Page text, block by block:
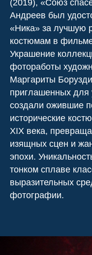
(2019), «Союз
Андреев был
«Ника» за лучшую
костюмам в
Украшение
фотоработы
Маргариты
приглашенных для
создали ожившие
исторические
XIX века,
изящных сцен и
эпохи.
тонком сплаве
выразительных
фотографии.